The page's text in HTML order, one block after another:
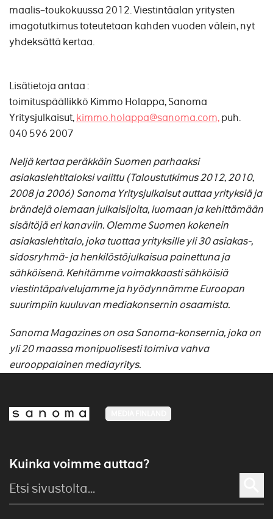
maalis–toukokuussa 2012. Viestintäalan yritysten
imagotutkimus toteutetaan kahden vuoden välein, nyt
yhdeksättä kertaa.
Lisätietoja antaa :
toimituspäällikkö Kimmo Holappa, Sanoma
Yritysjulkaisut,kimmo.holappa@sanoma.com,puh.
040 596 2007
Neljä kertaa peräkkäin Suomen parhaaksi
asiakaslehtitaloksi valittu (Taloustutkimus 2012, 2010,
2008 ja 2006) Sanoma Yritysjulkaisut auttaa yrityksiä ja
brändejä olemaan julkaisijoita, luomaan ja kehittämään
sisältöjä eri kanaviin. Olemme Suomen kokenein
asiakaslehtitalo, joka tuottaa yrityksille yli 30 asiakas-,
sidosryhmä- ja henkilöstöjulkaisua painettuna ja
sähköisenä. Kehitämme voimakkaasti sähköisiä
viestintäpalvelujamme ja hyödynnämme Euroopan
suurimpiin kuuluvan mediakonsernin osaamista.
Sanoma Magazines on osa Sanoma-konsernia, joka on
yli 20 maassa monipuolisesti toimiva vahva
eurooppalainen mediayritys.
Kuinka voimme auttaa?